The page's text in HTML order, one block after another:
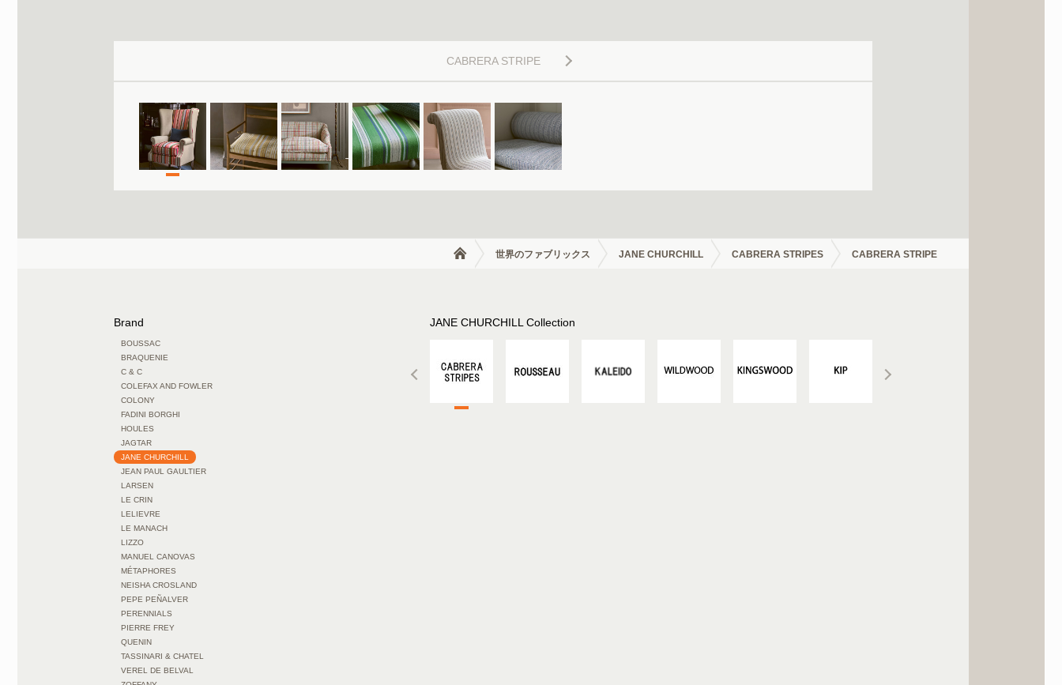
CABRERA STRIPE
世界のファブリックス JANE CHURCHILL CABRERA STRIPES CABRERA STRIPE
JANE CHURCHILL Collection
Brand
BOUSSAC
BRAQUENIE
C & C
COLEFAX AND FOWLER
COLONY
FADINI BORGHI
HOULES
JAGTAR
JANE CHURCHILL
JEAN PAUL GAULTIER
LARSEN
LE CRIN
LELIEVRE
LE MANACH
LIZZO
MANUEL CANOVAS
MÉTAPHORES
NEISHA CROSLAND
PEPE PEÑALVER
PERENNIALS
PIERRE FREY
QUENIN
TASSINARI & CHATEL
VEREL DE BELVAL